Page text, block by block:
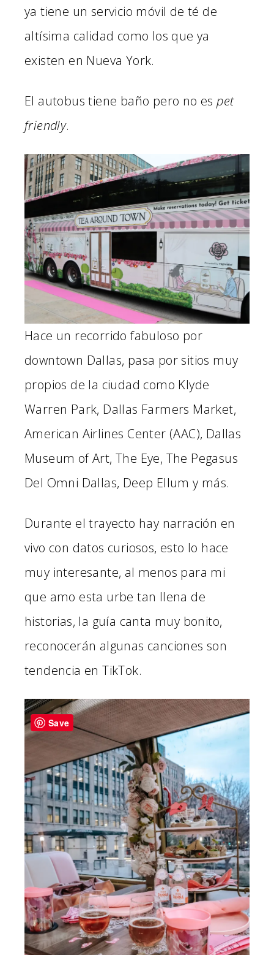
ya tiene un servicio móvil de té de
altísima calidad como los que ya
existen en Nueva York.
El autobus tiene baño pero no espet
friendly.
Hace un recorrido fabuloso por
downtown Dallas, pasa por sitios muy
propios de la ciudad como Klyde
Warren Park, Dallas Farmers Market,
American Airlines Center (AAC), Dallas
Museum of Art, The Eye, The Pegasus
Del Omni Dallas, Deep Ellum y más.
Durante el trayecto hay narración en
vivo con datos curiosos, esto lo hace
muy interesante, al menos para mi
que amo esta urbe tan llena de
historias, la guía canta muy bonito,
reconocerán algunas canciones son
tendencia en TikTok.
Save